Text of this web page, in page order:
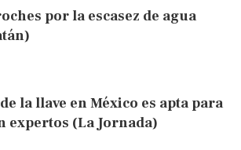
por la escasez de agua
la llave en México es apta para
expertos (La Jornada)